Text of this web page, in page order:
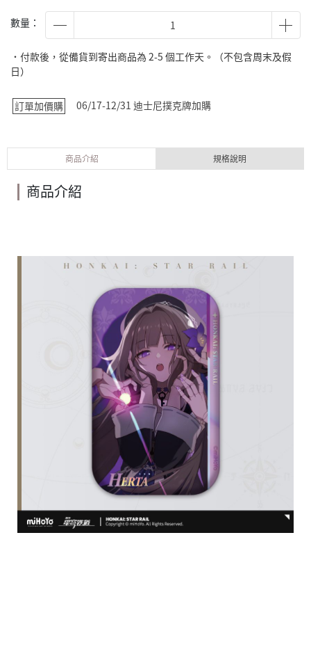
數量：
˙付款後，從備貨到寄出商品為 2-5 個工作天。（不包含周末及假
日）
訂單加價購 06/17-12/31 迪士尼撲克牌加購
商品介紹 規格說明
商品介紹